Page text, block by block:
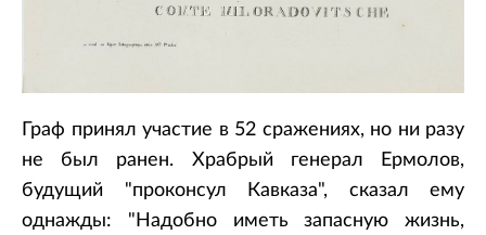
Граф принял участие в 52 сражениях, но ни разу
не был ранен. Храбрый генерал Ермолов,
будущий "проконсул Кавказа", сказал ему
однажды: "Надобно иметь запасную жизнь,